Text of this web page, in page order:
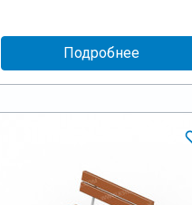
Подробнее